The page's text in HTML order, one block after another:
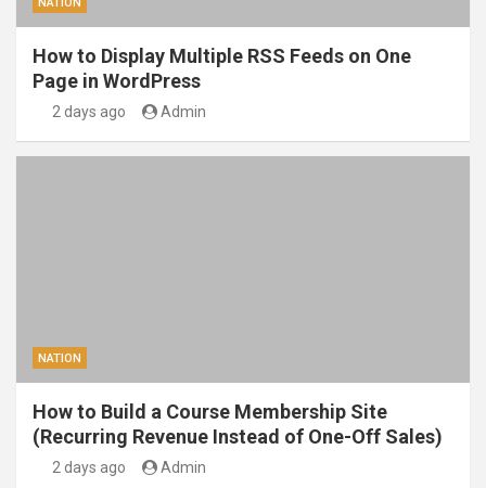
NATION
How to Display Multiple RSS Feeds on One
Page in WordPress
2 days ago Admin
NATION
How to Build a Course Membership Site
(Recurring Revenue Instead of One-Off Sales)
2 days ago Admin